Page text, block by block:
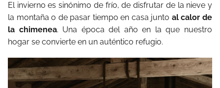
El invierno es sinónimo de frío, de disfrutar de la nieve y
la montaña o de pasar tiempo en casa junto al calor de
la chimenea. Una época del año en la que nuestro
hogar se convierte en un auténtico refugio.